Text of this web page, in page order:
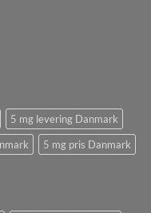
5 mg levering Danmark
5 mg pris Danmark